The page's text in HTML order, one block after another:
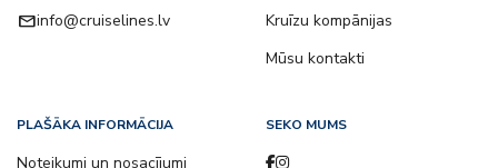
emailinfo@cruiselines.lv
Kruīzu kompānijas
Mūsu kontakti
PLAŠĀKA INFORMĀCIJA
Noteikumi un nosacījumi
SEKO MUMS